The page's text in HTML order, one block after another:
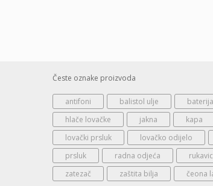
Česte oznake proizvoda
antifoni balistol ulje baterija
hlače lovačke
jakna kapa
lovački prsluk
lovačko odijelo
prsluk
radna odjeća
zatezač
zaštita bilja čeona